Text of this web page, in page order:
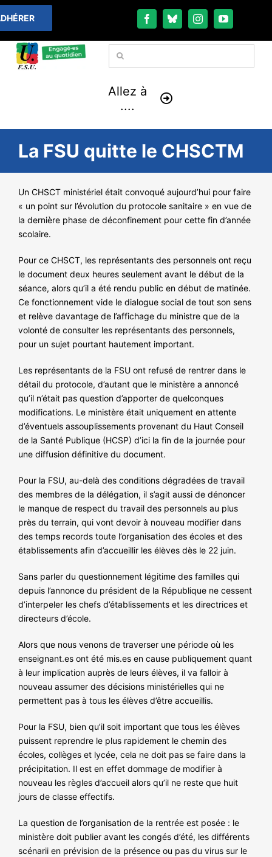
Passer
au
contenu
Rechercher:
Allez à
....
À LA UNE
THÉMATIQUES
LA VIE FÉDÉRALE
NOS ACTIONS
La FSU quitte le CHSCTM
Un CHSCT ministériel était convoqué aujourd’hui pour faire
« un point sur l’évolution du protocole sanitaire » en vue de
la dernière phase de déconfinement pour cette fin d’année
scolaire.
Pour ce CHSCT, les représentants des personnels ont reçu
le document deux heures seulement avant le début de la
séance, alors qu’il a été rendu public en début de matinée.
Ce fonctionnement vide le dialogue social de tout son sens
et relève davantage de l’affichage du ministre que de la
volonté de consulter les représentants des personnels,
pour un sujet pourtant hautement important.
Les représentants de la FSU ont refusé de rentrer dans le
détail du protocole, d’autant que le ministère a annoncé
qu’il n’était pas question d’apporter de quelconques
modifications. Le ministère était uniquement en attente
d’éventuels assouplissements provenant du Haut Conseil
de la Santé Publique (HCSP) d’ici la fin de la journée pour
une diffusion définitive du document.
Pour la FSU, au-delà des conditions dégradées de travail
des membres de la délégation, il s’agit aussi de dénoncer
le manque de respect du travail des personnels au plus
près du terrain, qui vont devoir à nouveau modifier dans
des temps records toute l’organisation des écoles et des
établissements afin d’accueillir les élèves dès le 22 juin.
Sans parler du questionnement légitime des familles qui
depuis l’annonce du président de la République ne cessent
d’interpeler les chefs d’établissements et les directrices et
directeurs d’école.
Alors que nous venons de traverser une période où les
enseignant.es ont été mis.es en cause publiquement quant
à leur implication auprès de leurs élèves, il va falloir à
nouveau assumer des décisions ministérielles qui ne
permettent pas à tous les élèves d’être accueillis.
Pour la FSU, bien qu’il soit important que tous les élèves
puissent reprendre le plus rapidement le chemin des
écoles, collèges et lycée, cela ne doit pas se faire dans la
précipitation. Il est en effet dommage de modifier à
nouveau les règles d’accueil alors qu’il ne reste que huit
jours de classe effectifs.
La question de l’organisation de la rentrée est posée : le
ministère doit publier avant les congés d’été, les différents
scénarii en prévision de la présence ou pas du virus sur le